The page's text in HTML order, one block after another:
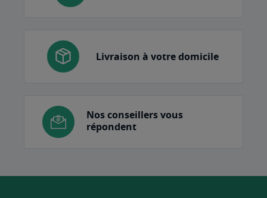
Livraison à votre domicile
Nos conseillers vous
répondent